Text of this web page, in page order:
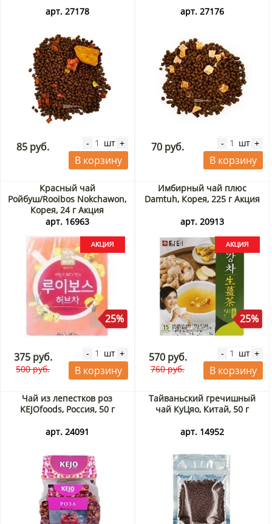
арт. 27178
85 руб. - шт +
В корзину
арт. 27176
70 руб. - шт +
В корзину
Красный чай
Ройбуш/Rooibos Nokchawon,
Корея, 24 г Акция
арт. 16963
25%
375 руб.
500 руб.
- шт +
В корзину
Имбирный чай плюс
Damtuh, Корея, 225 г Акция
арт. 20913
25%
570 руб.
760 руб.
- шт +
В корзину
Чай из лепестков роз
KEJOfoods, Россия, 50 г
арт. 24091
Тайваньский гречишный
чай КуЦяо, Китай, 50 г
арт. 14952